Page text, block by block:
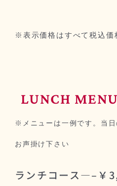
※表示価格はすべて税込価
※メニューは一例です。当
お声掛け下さい
ランチコース—–￥
LUNCH MENU